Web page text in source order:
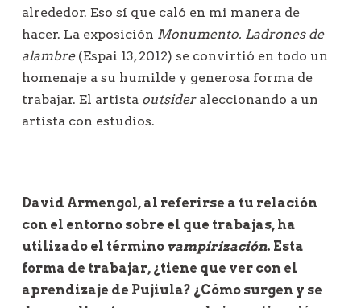
alrededor. Eso sí que caló en mi manera de
hacer. La exposición Monumento. Ladrones de
alambre(Espai 13, 2012) se convirtió en todo un
homenaje a su humilde y generosa forma de
trabajar. El artista outsideraleccionando a un
artista con estudios.
David Armengol, al referirse a tu relación
con el entorno sobre el que trabajas, ha
utilizado el término vampirización. Esta
forma de trabajar, ¿tiene que ver con el
aprendizaje de Pujiula? ¿Cómo surgen y se